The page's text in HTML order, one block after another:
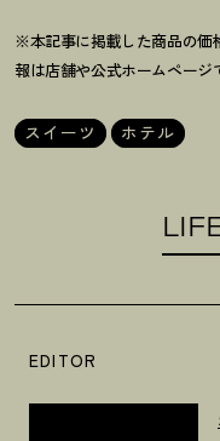
※本記事に掲載した商品の価
報は店舗や公式ホームページ
スイーツ ホテル
EDITOR